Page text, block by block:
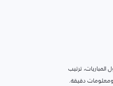
ترتيب
ومعلومات دقيقة.